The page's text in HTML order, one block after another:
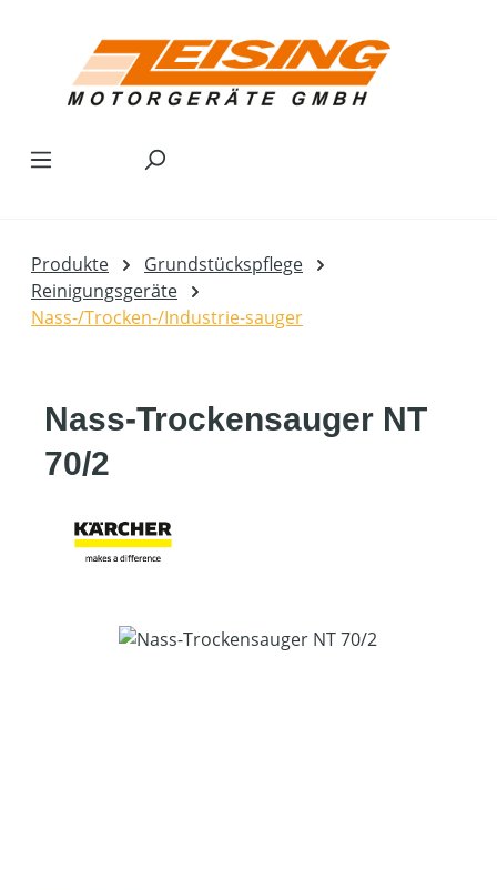
Produkte
Grundstückspflege
Reinigungsgeräte
Nass-/Trocken-/Industrie-sauger
Nass-Trockensauger NT
70/2
Bildergalerie überspringen